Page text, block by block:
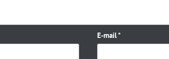
E-mail*